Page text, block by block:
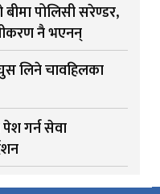
पोलिसी सरेण्डर,
नै भएनन्
लिने चावहिलका
गर्न सेवा